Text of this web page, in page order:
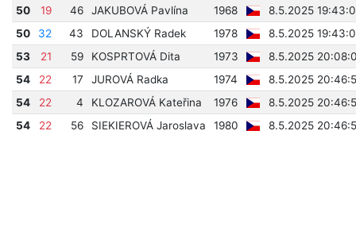
50
19 46 JAKUBOVÁ Pavlína 1968
8.5.2025
50
32 43 DOLANSKÝ Radek 1978
8.5.2025
53
21 59 KOSPRTOVÁ Dita 1973
8.5.2025
54
22 17 JUROVÁ Radka 1974
8.5.2025
54
22 4 KLOZAROVÁ Kateřina 1976
8.5.2025
54
22 56 SIEKIEROVÁ Jaroslava 1980 8.5.2025